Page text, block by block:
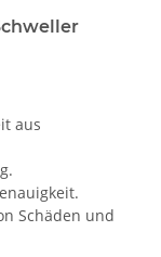
aus
Schäden und